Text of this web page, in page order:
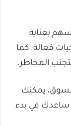
بعناية.
فعالة. كما
المخاطر.
يمكنك
ساعدك في بدء